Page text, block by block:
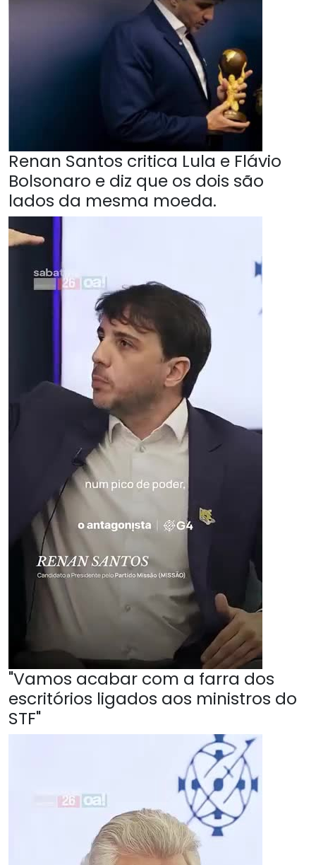
Renan Santos critica Lula e Flávio
Bolsonaro e diz que os dois são
lados da mesma moeda.
"Vamos acabar com a farra dos
escritórios ligados aos ministros do
STF"